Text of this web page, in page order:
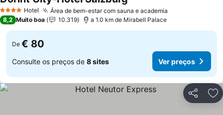
4 EstrelasHotel Área de bem-estar com sauna e academia
8,2 Muito boa 10.319 a 1.0 km de Mirabell Palace
De € 80
Consulte os preços de 8 sites Ver preços
Partilhar